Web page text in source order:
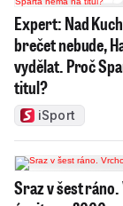
Expert: Nad
brečet nebude,
vydělat. Proč
titul?
iSport
Sraz v šest